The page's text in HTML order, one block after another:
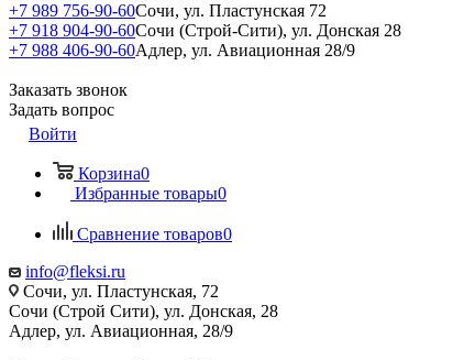
+7 989 756-90-60Сочи, ул. Пластунская 72
+7 918 904-90-60Сочи (Строй-Сити), ул. Донская 28
+7 988 406-90-60Адлер, ул. Авиационная 28/9
Заказать звонок
Задать вопрос
Войти
Корзина0
Избранные товары0
Сравнение товаров0
info@fleksi.ru
Сочи, ул. Пластунская, 72
Сочи (Строй Сити), ул. Донская, 28
Адлер, ул. Авиационная, 28/9